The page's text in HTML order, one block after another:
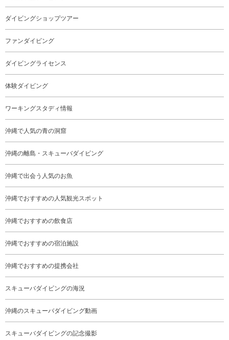
ダイビングショップツアー
ファンダイビング
ダイビングライセンス
体験ダイビング
ワーキングスタディ情報
沖縄で人気の青の洞窟
沖縄の離島・スキューバダイビング
沖縄で出会う人気のお魚
沖縄でおすすめの人気観光スポット
沖縄でおすすめの飲食店
沖縄でおすすめの宿泊施設
沖縄でおすすめの提携会社
スキューバダイビングの海況
沖縄のスキューバダイビング動画
スキューバダイビングの記念撮影